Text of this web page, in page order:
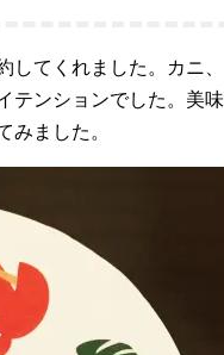
てくれました。カニ
ンションでした。美
みました。